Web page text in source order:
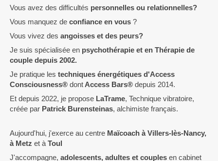
Vous avez des difficultés personnelles ou relationnelles?
Vous manquez de confiance en vous ?
Vous vivez des angoisses et des peurs?
Je suis spécialisée en psychothérapie et en Thérapie de
couple depuis 2002.
Je pratique les techniques énergétiques d'Access
Consciousness® dont Access Bars® depuis 2014.
Et depuis 2022, je propose LaTrame, Technique vibratoire,
créée par Patrick Burensteinas, alchimiste français.
Aujourd'hui, j'exerce au centre Maïcoach à Villers-lès-Nancy,
à Metz et à Toul
J'accompagne, adolescents, adultes et couples en cabinet